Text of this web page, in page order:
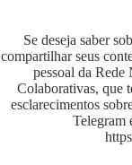
Se deseja saber
compartilhar seus
pessoal da Rede
Colaborativas, que
esclarecimentos
Telegram